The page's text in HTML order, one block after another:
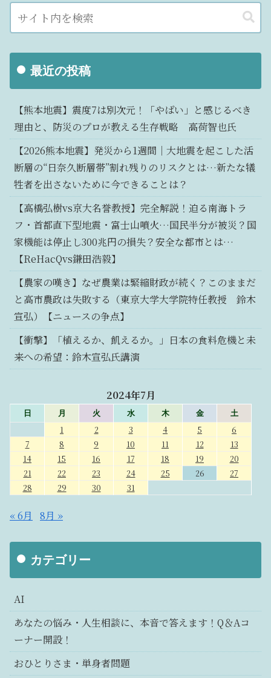
最近の投稿
【熊本地震】震度7は別次元！「やばい」と感じるべき
理由と、防災のプロが教える生存戦略 高荷智也氏
【2026熊本地震】発災から1週間｜大地震を起こした活
断層の“日奈久断層帯”割れ残りのリスクとは…新たな犠
牲者を出さないために今できることは？
【高橋弘樹vs京大名誉教授】完全解説！迫る南海トラ
フ・首都直下型地震・富士山噴火…国民半分が被災？国
家機能は停止し300兆円の損失？安全な都市とは…
【ReHacQvs鎌田浩毅】
【農家の嘆き】なぜ農業は緊縮財政が続く？このままだ
と高市農政は失敗する（東京大学大学院特任教授 鈴木
宣弘）【ニュースの争点】
【衝撃】「植えるか、飢えるか。」日本の食料危機と未
来への希望：鈴木宣弘氏講演
2024年7月
日 月 火 水 木 金 土
1 2 3 4 5
6
7
8 9 10 11 12
13
14
15 16 17 18 19
20
21
22 23 24 25 26
27
28
29 30 31
« 6月 8月 »
カテゴリー
AI
あなたの悩み・人生相談に、本音で答えます！Q＆Aコ
ーナー開設！
おひとりさま・単身者問題